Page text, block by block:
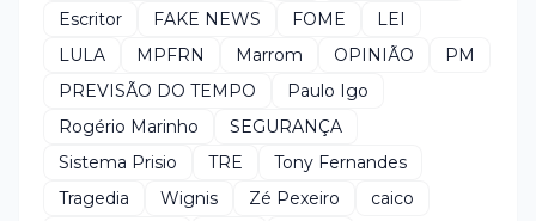
Escritor
FAKE NEWS FOME
LEI
LULA
MPFRN Marrom OPINIÃO
PM
PREVISÃO DO TEMPO
Paulo Igo
Rogério Marinho
SEGURANÇA
Sistema Prisio
TRE
Tony Fernandes
Tragedia
Wignis Zé Pexeiro
caico